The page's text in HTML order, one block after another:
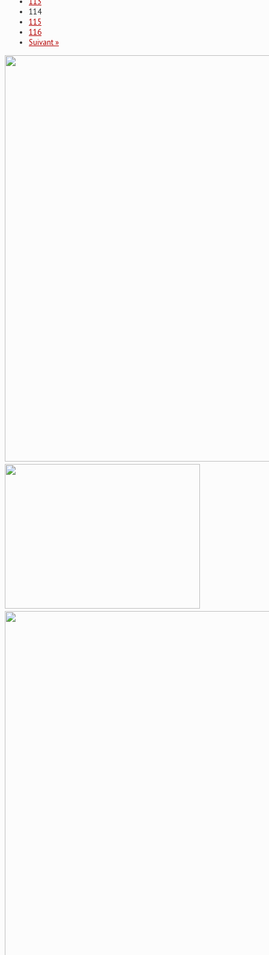
114
115
116
Suivant »